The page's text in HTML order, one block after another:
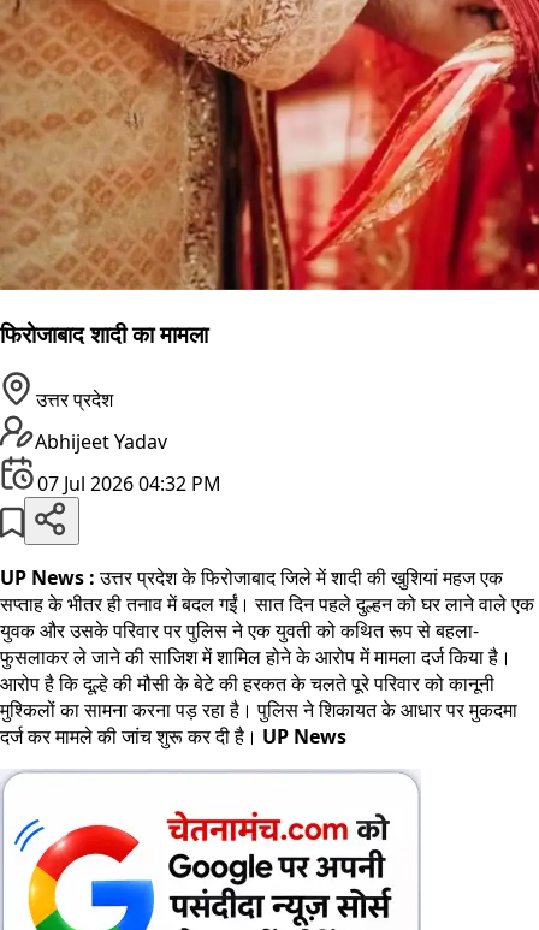
फिरोजाबाद शादी का मामला
उत्तर प्रदेश
Abhijeet Yadav
07 Jul 2026 04:32 PM
UP News :उत्तर प्रदेश के फिरोजाबाद जिले में शादी की खुशियां महज एक
सप्ताह के भीतर ही तनाव में बदल गईं। सात दिन पहले दुल्हन को घर लाने वाले एक
युवक और उसके परिवार पर पुलिस ने एक युवती को कथित रूप से बहला-
फुसलाकर ले जाने की साजिश में शामिल होने के आरोप में मामला दर्ज किया है।
आरोप है कि दूल्हे की मौसी के बेटे की हरकत के चलते पूरे परिवार को कानूनी
मुश्किलों का सामना करना पड़ रहा है। पुलिस ने शिकायत के आधार पर मुकदमा
दर्ज कर मामले की जांच शुरू कर दी है। UP News